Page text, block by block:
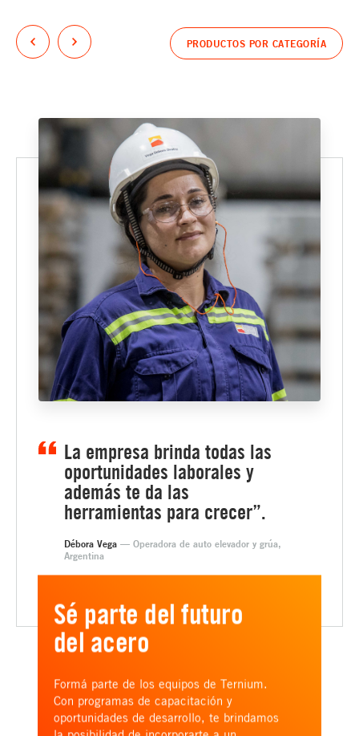
PRODUCTOS POR CATEGORÍA
La empresa brinda todas las
oportunidades laborales y
además te da las
herramientas para crecer”.
Débora Vega — Operadora de auto elevador y grúa,
Argentina
Sé parte del futuro
del acero
Formá parte de los equipos de Ternium.
Con programas de capacitación y
oportunidades de desarrollo, te brindamos